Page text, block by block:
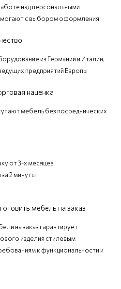
над персональными
с выбором оформления
из Германии и Италии,
предприятий Европы
наценка
мебель без посреднических
от 3-х месяцев
2 минуты
мебель на заказ
на заказ гарантирует
изделия стилевым
к функциональности и